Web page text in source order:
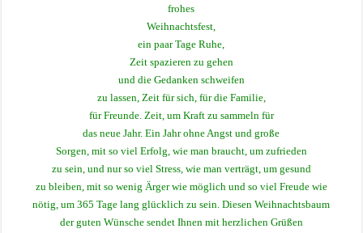
frohes
Weihnachtsfest,
ein paar Tage Ruhe,
Zeit spazieren zu gehen
und die Gedanken schweifen
zu lassen, Zeit für sich, für die Familie,
für Freunde. Zeit, um Kraft zu sammeln für
das neue Jahr. Ein Jahr ohne Angst und große
Sorgen, mit so viel Erfolg, wie man braucht, um zufrieden
zu sein, und nur so viel Stress, wie man verträgt, um gesund
zu bleiben, mit so wenig Ärger wie möglich und so viel Freude wie
nötig, um 365 Tage lang glücklich zu sein. Diesen Weihnachtsbaum
der guten Wünsche sendet Ihnen mit herzlichen Grüßen